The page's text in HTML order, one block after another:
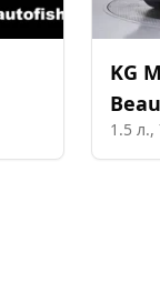
KG
1.5 л.,